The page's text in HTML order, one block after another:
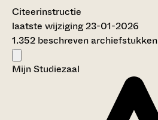
Citeerinstructie
laatste wijziging 23-01-2026
1.352 beschreven archiefstukken
Mijn Studiezaal